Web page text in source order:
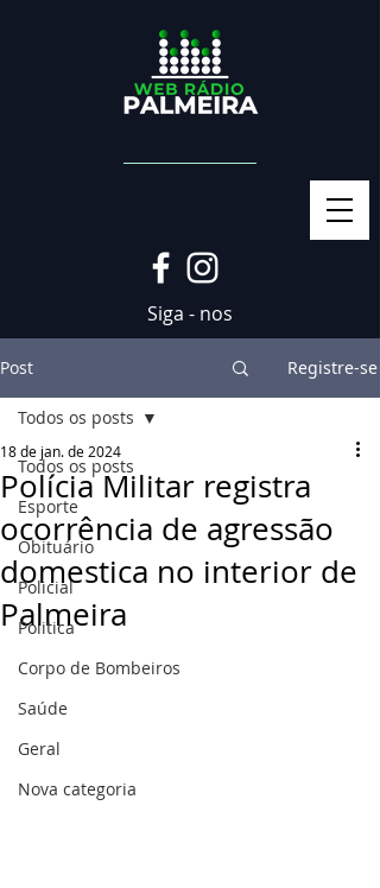
Siga - nos
Post Registre-se
Todos os posts
Esporte
Obituário
Policial
Politica
Corpo de Bombeiros
Saúde
Geral
Nova categoria
Todos os posts
Polícia Militar registra
ocorrência de agressão
domestica no interior de
Palmeira
18 de jan. de 2024